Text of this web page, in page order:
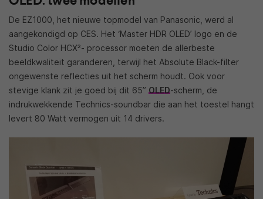
De EZ1000, het nieuwe topmodel van Panasonic, werd al
aangekondigd op CES. Het ‘Master HDR OLED’ logo en de
Studio Color HCX²- processor moeten de allerbeste
beeldkwaliteit garanderen, terwijl het Absolute Black-filter
ongewenste reflecties uit het scherm houdt. Ook voor
stevige klank zit je goed bij dit 65” OLED-scherm, de
indrukwekkende Technics-soundbar die aan het toestel hangt
levert 80 Watt vermogen uit 14 drivers.